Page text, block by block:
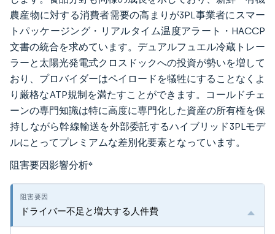
農産物に対する消費者需要の高まりが3PL事業者にスマー
トパッケージング・リアルタイム温度アラート・HACCP
文書の統合を求めています。デュアルフュエル冷蔵トレー
ラーと太陽光発電式クロスドックへの投資が勢いを増して
おり、プロバイダーはペイロードを犠牲にすることなくよ
り厳格なATP規制を満たすことができます。コールドチェ
ーンの専門知識は特に高度に専門化した資産の所有権を保
持しながら幹線輸送を外部委託するハイブリッド3PLモデ
ルにとってプレミアムな差別化要素となっています。
阻害要因影響分析*
ドライバー不足と増大する人件費